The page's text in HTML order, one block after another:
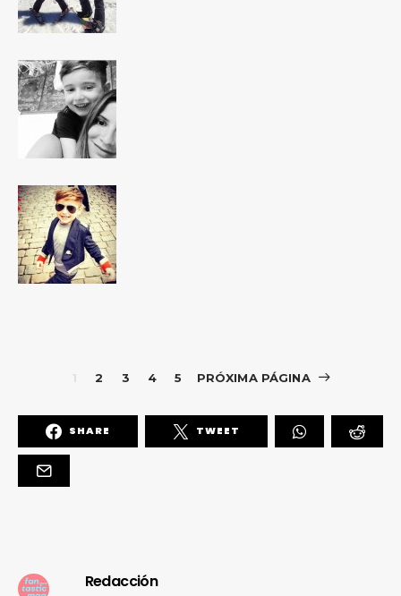
1 2 3 4 5 PRÓXIMA PÁGINA
SHARE TWEET
Redacción